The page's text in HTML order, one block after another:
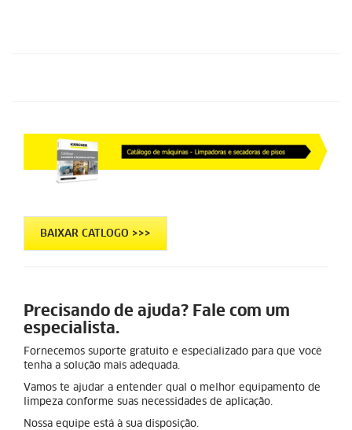
BAIXAR CATLOGO >>>
Precisando de ajuda? Fale com um
especialista.
Fornecemos suporte gratuito e especializado para que você
tenha a solução mais adequada.
Vamos te ajudar a entender qual o melhor equipamento de
limpeza conforme suas necessidades de aplicação.
Nossa equipe está à sua disposição.